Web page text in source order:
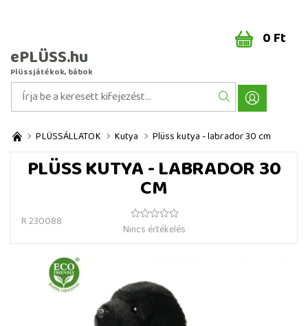
ePLÜSS.hu
Plüssjátékok, bábok
0 Ft
PLÜSSÁLLATOK Kutya Plüss kutya - labrador 30 cm
PLÜSS KUTYA - LABRADOR 30
CM
R 230088
Nincs értékelés